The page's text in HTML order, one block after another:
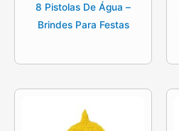
8 Pistolas De Água –
Brindes Para Festas